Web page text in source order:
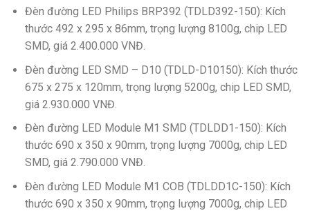
Đèn đường LED Philips BRP392 (TDLD392-150): Kích
thước 492 x 295 x 86mm, trọng lượng 8100g, chip LED
SMD, giá 2.400.000 VNĐ.
Đèn đường LED SMD – D10 (TDLD-D10150): Kích thước
675 x 275 x 120mm, trọng lượng 5200g, chip LED SMD,
giá 2.930.000 VNĐ.
Đèn đường LED Module M1 SMD (TDLDD1-150): Kích
thước 690 x 350 x 90mm, trọng lượng 7000g, chip LED
SMD, giá 2.790.000 VNĐ.
Đèn đường LED Module M1 COB (TDLDD1C-150): Kích
thước 690 x 350 x 90mm, trọng lượng 7000g, chip LED